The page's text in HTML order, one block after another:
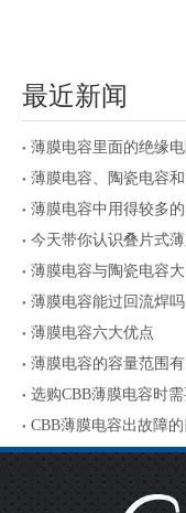
最近新闻
薄膜电容里面的绝缘
薄膜电容、陶瓷电容
薄膜电容中用得较多
今天带你认识叠片式
薄膜电容与陶瓷电容
薄膜电容能过回流焊吗
薄膜电容六大优点
薄膜电容的容量范围
选购CBB薄膜电容时
CBB薄膜电容出故障